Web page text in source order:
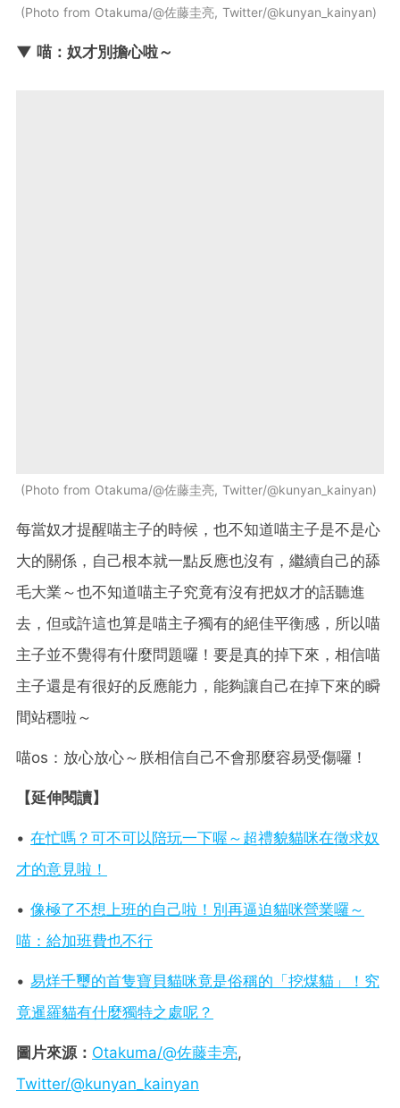
Photo from Otakuma/@佐藤圭亮, Twitter/@kunyan_kainyan
▼ 喵：奴才別擔心啦～
Photo from Otakuma/@佐藤圭亮, Twitter/@kunyan_kainyan
每當奴才提醒喵主子的時候，也不知道喵主子是不是心
大的關係，自己根本就一點反應也沒有，繼續自己的舔
毛大業～也不知道喵主子究竟有沒有把奴才的話聽進
去，但或許這也算是喵主子獨有的絕佳平衡感，所以喵
主子並不覺得有什麼問題囉！要是真的掉下來，相信喵
主子還是有很好的反應能力，能夠讓自己在掉下來的瞬
間站穩啦～
喵os：放心放心～朕相信自己不會那麼容易受傷囉！
【延伸閱讀】
• 在忙嗎？可不可以陪玩一下喔～超禮貌貓咪在徵求奴
才的意見啦！
• 像極了不想上班的自己啦！別再逼迫貓咪營業囉～
喵：給加班費也不行
• 易烊千璽的首隻寶貝貓咪竟是俗稱的「挖煤貓」！究
竟暹羅貓有什麼獨特之處呢？
圖片來源： Otakuma/@佐藤圭亮,
Twitter/@kunyan_kainyan